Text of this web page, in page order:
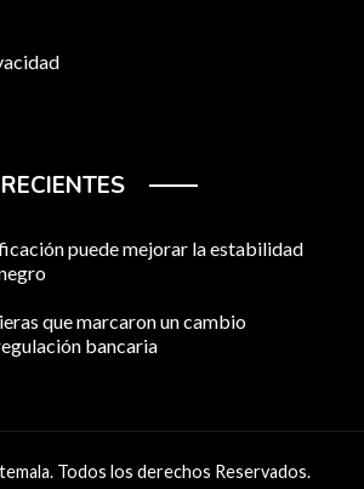
puede mejorar la estabilidad
que marcaron un cambio
bancaria
Todos los derechos Reservados.